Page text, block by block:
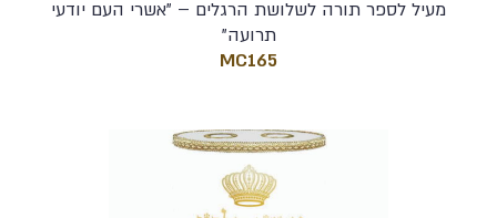
מעיל לספר תורה לשלושת הרגלים – "אשרי העם יודעי
תרועה"
MC165